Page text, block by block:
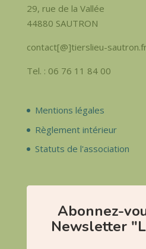
29, rue de la Vallée
44880 SAUTRON
contact[@]tierslieu-
Tel. : 06 76 11 84 00
Mentions légales
Règlement intérieur
Statuts de l'association
Abonnez-
Newsletter